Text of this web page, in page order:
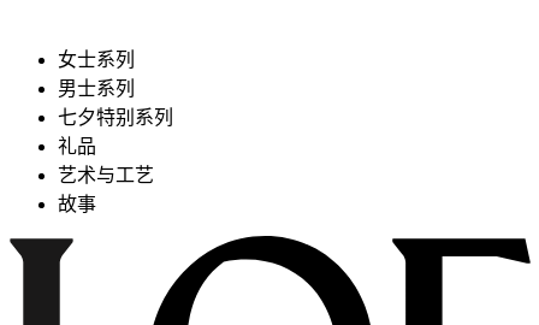
女士系列
男士系列
七夕特别系列
礼品
艺术与工艺
故事